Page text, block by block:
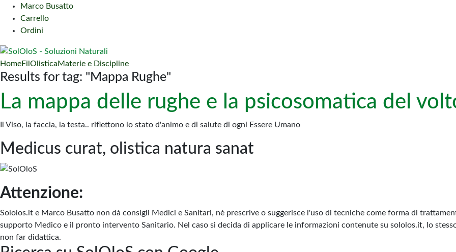
Marco Busatto
Carrello
Ordini
HomeFilOlisticaMaterie e Discipline
Results for tag: "Mappa Rughe"
La mappa delle rughe e la psicosomatica del
Il Viso, la faccia, la testa.. riflettono lo stato d'animo e di salute di ogni Essere Umano
Medicus curat, olistica natura sanat
Attenzione:
Sololos.it e Marco Busatto non dà consigli Medici e Sanitari, nè prescrive o suggerisce l'uso di tecniche come forma di
supporto Medico e il pronto intervento Sanitario. Nel caso si decida di applicare le informazioni contenute su sololos.it, lo
non far didattica.